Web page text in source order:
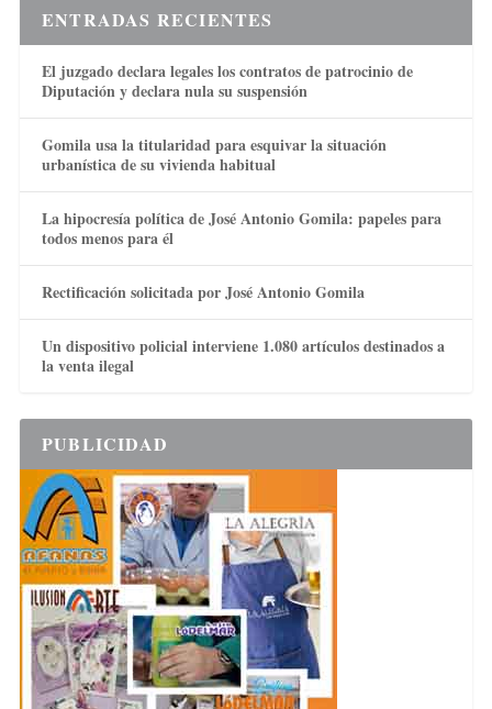
ENTRADAS RECIENTES
El juzgado declara legales los contratos de patrocinio de
Diputación y declara nula su suspensión
Gomila usa la titularidad para esquivar la situación
urbanística de su vivienda habitual
La hipocresía política de José Antonio Gomila: papeles para
todos menos para él
Rectificación solicitada por José Antonio Gomila
Un dispositivo policial interviene 1.080 artículos destinados a
la venta ilegal
PUBLICIDAD